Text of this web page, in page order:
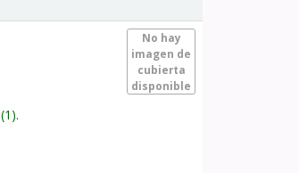
No hay
imagen de
cubierta
disponible
(1).